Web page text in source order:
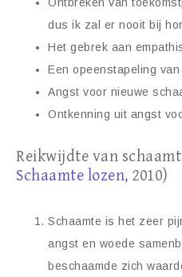
dus ik zal er nooit bij
Het gebrek aan
Een opeenstapeling
Angst voor nieuwe
Ontkenning uit angst
Reikwijdte van
Schaamte lozen, 2010)
Schaamte is het zeer
angst en woede
beschaamde zich